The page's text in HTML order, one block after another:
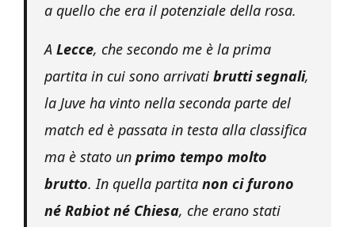
a quello che era il potenziale della rosa.
A Lecce, che secondo me è la prima
partita in cui sono arrivati brutti segnali,
la Juve ha vinto nella seconda parte del
match ed è passata in testa alla classifica
ma è stato un primo tempo molto
brutto. In quella partita non ci furono
né Rabiot né Chiesa, che erano stati